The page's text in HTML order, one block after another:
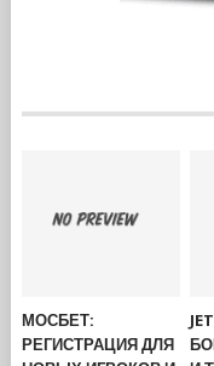
МОСБЕТ:
РЕГИСТРАЦИЯ ДЛЯ